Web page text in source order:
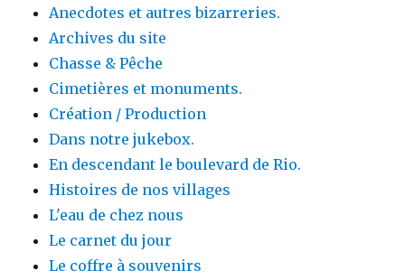
Anecdotes et autres bizarreries.
Archives du site
Chasse & Pêche
Cimetières et monuments.
Création / Production
Dans notre jukebox.
En descendant le boulevard de Rio.
Histoires de nos villages
L'eau de chez nous
Le carnet du jour
Le coffre à souvenirs